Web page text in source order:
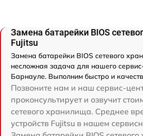
Замена батарейки BIOS
Fujitsu
Замена батарейки BIOS сетевого
несложная задача для нашего
Барнауле. Выполним быстро и
Позвоните нам и наш сервис-
проконсультирует и озвучит
сетевого хранилища. Среднее
устройств Fujitsu в нашем